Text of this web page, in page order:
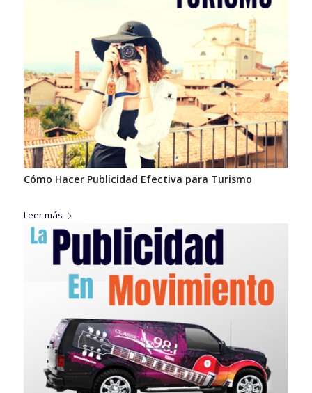
Cómo Hacer Publicidad Efectiva para Turismo
Leer más